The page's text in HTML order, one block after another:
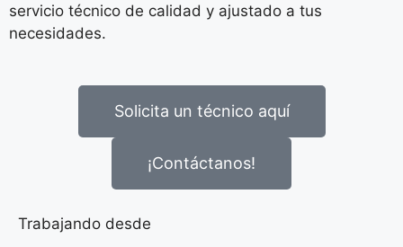
servicio técnico de calidad y ajustado a tus
necesidades.
Solicita un técnico aquí
¡Contáctanos!
Trabajando desde